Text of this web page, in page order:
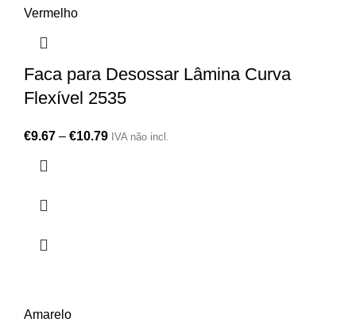
Vermelho
Faca para Desossar Lâmina Curva
Flexível 2535
€9.67 – €10.79 IVA não incl.
Amarelo